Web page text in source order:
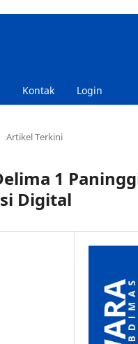
Kontak Login
Artikel Terkini
1
Digital